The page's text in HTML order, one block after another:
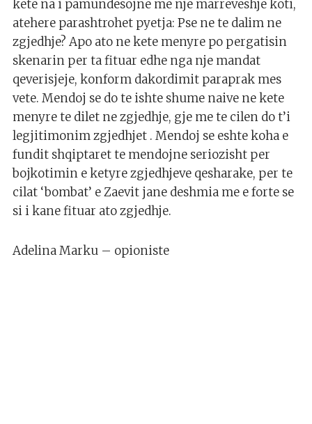
kete na i pamundesojne me nje marreveshje koti,
atehere parashtrohet pyetja: Pse ne te dalim ne
zgjedhje? Apo ato ne kete menyre po pergatisin
skenarin per ta fituar edhe nga nje mandat
qeverisjeje, konform dakordimit paraprak mes
vete. Mendoj se do te ishte shume naive ne kete
menyre te dilet ne zgjedhje, gje me te cilen do t’i
legjitimonim zgjedhjet . Mendoj se eshte koha e
fundit shqiptaret te mendojne seriozisht per
bojkotimin e ketyre zgjedhjeve qesharake, per te
cilat ‘bombat’ e Zaevit jane deshmia me e forte se
si i kane fituar ato zgjedhje.
Adelina Marku – opioniste